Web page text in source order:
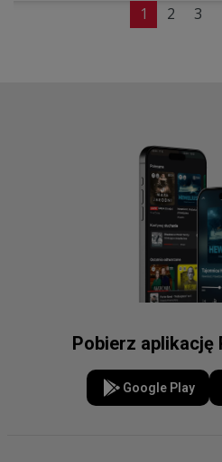
1 2 3
Pobierz aplikację
Google Play